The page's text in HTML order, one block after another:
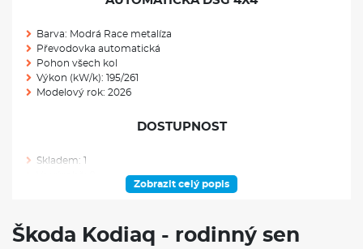
Barva: Modrá Race metalíza
Převodovka automatická
Pohon všech kol
Výkon (kW/k): 195/261
Modelový rok: 2026
DOSTUPNOST
Skladem: 1
Držák telefonu a tabletu
Zobrazit celý popis
Škoda Kodiaq - rodinný sen